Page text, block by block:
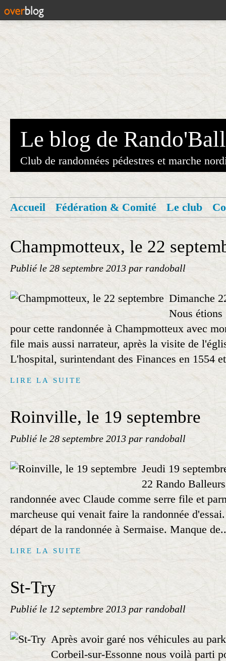
Le blog de Rando'Ball
Club de randonnées pédestres et marche
Accueil Fédération & Comité Le club
Champmotteux, le 22
Publié le 28 septembre 2013 par randoball
Dimanche
Nous étions
pour cette randonnée à Champmotteux avec
file mais aussi narrateur, après la visite de
L'hospital, surintendant des Finances en 1554
LIRE LA SUITE
Roinville, le 19 septembre
Publié le 28 septembre 2013 par randoball
Jeudi 19
22 Rando
randonnée avec Claude comme serre file et
marcheuse qui venait faire la randonnée
départ de la randonnée à Sermaise. Manque
LIRE LA SUITE
St-Try
Publié le 12 septembre 2013 par randoball
Après avoir garé nos véhicules au
Corbeil-sur-Essonne nous voilà parti